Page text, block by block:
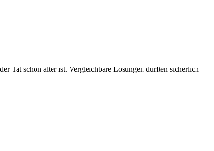
Tat schon älter ist. Vergleichbare Lösungen dürften sicherlich